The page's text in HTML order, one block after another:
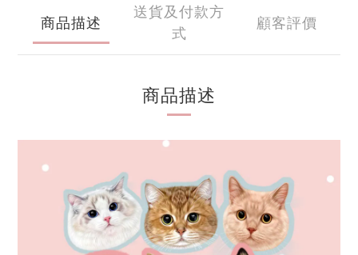
商品描述
送貨及付款方
式
顧客評價
商品描述